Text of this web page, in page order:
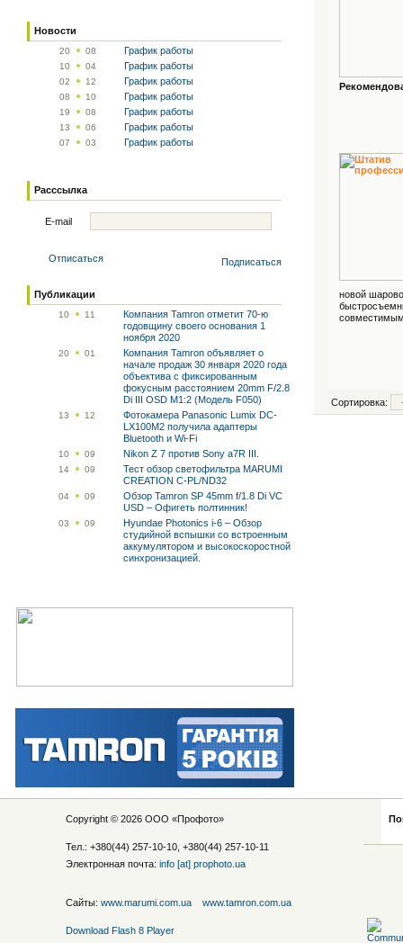
Новости
20 08 График работы
10 04 График работы
02 12 График работы
08 10 График работы
19 08 График работы
13 06 График работы
07 03 График работы
Расссылка
E-mail
Отписаться Подписаться
Публикации
10 11
Компания Tamron отметит 70-ю
годовщину своего основания 1
ноября 2020
20 01
Компания Tamron объявляет о
начале продаж 30 января 2020 года
объектива с фиксированным
фокусным расстоянием 20mm F/2.8
Di III OSD M1:2 (Модель F050)
13 12
Фотокамера Panasonic Lumix DC-
LX100M2 получила адаптеры
Bluetooth и Wi-Fi
10 09 Nikon Z 7 против Sony a7R III.
14 09
Тест обзор светофильтра MARUMI
CREATION C-PL/ND32
04 09
Обзор Tamron SP 45mm f/1.8 Di VC
USD – Офигеть полтинник!
03 09
Hyundae Photonics i-6 – Обзор
студийной вспышки со встроенным
аккумулятором и высокоскоростной
синхронизацией.
новой
Сортировка:
Copyright © 2026 ООО «Профото»
Тел.: +380(44) 257-10-10, +380(44) 257-10-11
Электронная почта: info [at] prophoto.ua
Сайты: www.marumi.com.ua www.tamron.com.ua
Download Flash 8 Player